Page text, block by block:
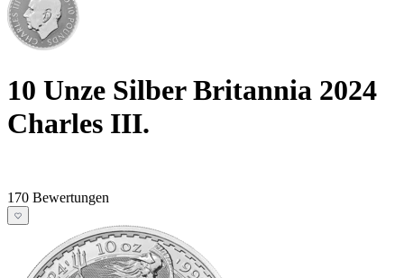
10 Unze Silber Britannia 2024
Charles III.
170 Bewertungen